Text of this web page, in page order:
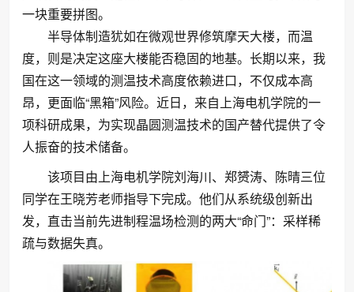
一块重要拼图。
半导体制造犹如在微观世界修筑摩天大楼，而温
度，则是决定这座大楼能否稳固的地基。长期以来，我
国在这一领域的测温技术高度依赖进口，不仅成本高
昂，更面临“黑箱”风险。近日，来自上海电机学院的一
项科研成果，为实现晶圆测温技术的国产替代提供了令
人振奋的技术储备。
该项目由上海电机学院刘海川、郑赟涛、陈晴三位
同学在王晓芳老师指导下完成。他们从系统级创新出
发，直击当前先进制程温场检测的两大“命门”：采样稀
疏与数据失真。